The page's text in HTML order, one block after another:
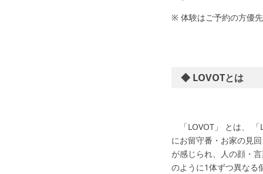
※ 体験はご予約の方優
◆ LOVOTとは
「LOVOT」 とは、 「
にお留守番・お家の見
が感じられ、人の顔・
のように1体ずつ異なる